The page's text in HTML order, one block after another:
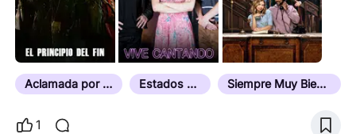
Aclamada por la Crítica Estados Unidos Siempre Muy Bien Valorada
1